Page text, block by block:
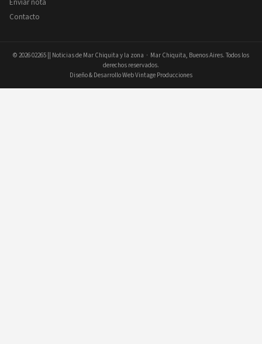
Contacto
© 202602265 || Noticias de Mar Chiquita y la zona · Mar Chiquita, Buenos Aires. Todos los
derechos reservados.
Diseño & Desarrollo Web Vintage Producciones